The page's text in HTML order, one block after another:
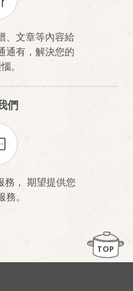
、文章等內容給
通有，解決您的
。
們
務， 期望提供您
。
TOP